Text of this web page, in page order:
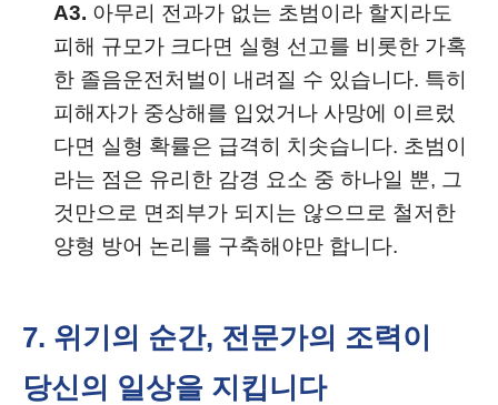
A3. 아무리 전과가 없는 초범이라 할지라도
피해 규모가 크다면 실형 선고를 비롯한 가혹
한 졸음운전처벌이 내려질 수 있습니다. 특히
피해자가 중상해를 입었거나 사망에 이르렀
다면 실형 확률은 급격히 치솟습니다. 초범이
라는 점은 유리한 감경 요소 중 하나일 뿐, 그
것만으로 면죄부가 되지는 않으므로 철저한
양형 방어 논리를 구축해야만 합니다.
7. 위기의 순간, 전문가의 조력이
당신의 일상을 지킵니다